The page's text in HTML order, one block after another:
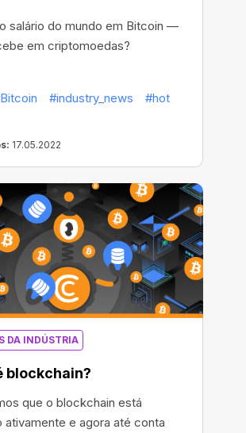
salário do mundo em Bitcoin —
em criptomoedas?
#industry_news
#hot
17.05.2022
DA INDÚSTRIA
blockchain?
que o blockchain está
ativamente e agora até conta